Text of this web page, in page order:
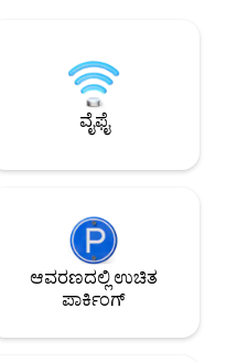
ಲೌಂಜ್.
ನಮೂದಿಸುವುದನ್ನು
ಆನಂದಕ್ಕಾಗಿ ಎರಡು
ಬೆಲೆಯು ಎಲ್ಲಾ
ವೈಫೈ
ಆವರಣದಲ್ಲಿ ಉಚಿತ
ಪಾರ್ಕಿಂಗ್